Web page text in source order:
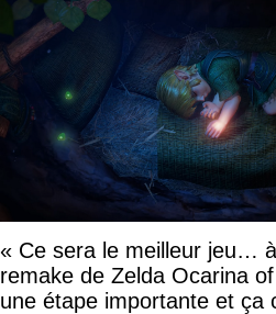
« Ce sera le meilleur jeu…
remake de Zelda Ocarina
une étape importante et ça